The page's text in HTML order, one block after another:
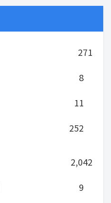
271
8
11
252
2,042
9